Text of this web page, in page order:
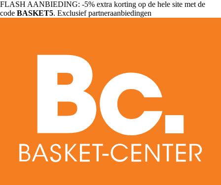
FLASH AANBIEDING: -5% extra korting op de hele site met de
code BASKET5. Exclusief partneraanbiedingen